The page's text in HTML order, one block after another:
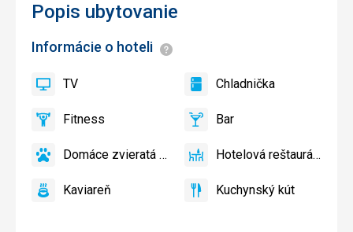
Popis ubytovanie
Informácie o hoteli Informácie
TV TV
áno Chladnička
Chladnička
áno
FitnessFitness
áno Bar Bar
áno
Domáce
povolené
Domáce zvieratá povolené
áno
HotelováHotelová reštaurácia
áno
KaviareňKaviareň
áno
Kuchynský
Kuchynský kút
áno